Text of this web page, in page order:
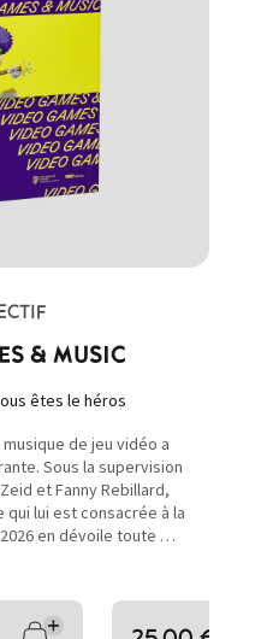
& MUSIC
êtes le héros
de jeu vidéo a
Sous la supervision
et Fanny Rebillard,
lui est consacrée à la
en dévoile toute …